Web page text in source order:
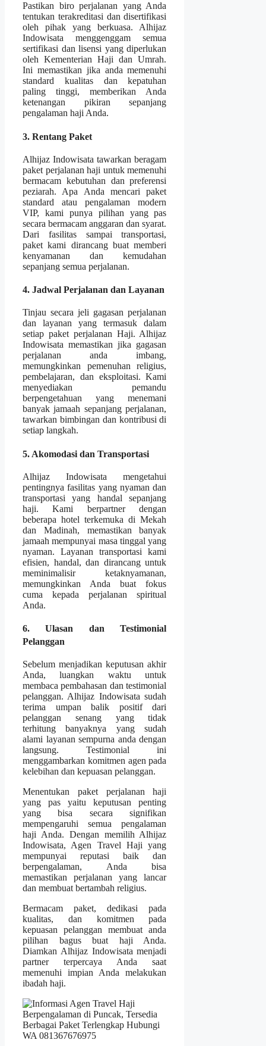
Pastikan biro perjalanan yang Anda
tentukan terakreditasi dan disertifikasi
oleh pihak yang berkuasa. Alhijaz
Indowisata menggenggam semua
sertifikasi dan lisensi yang diperlukan
oleh Kementerian Haji dan Umrah.
Ini memastikan jika anda memenuhi
standard kualitas dan kepatuhan
paling tinggi, memberikan Anda
ketenangan pikiran sepanjang
pengalaman haji Anda.
3. Rentang Paket
Alhijaz Indowisata tawarkan beragam
paket perjalanan haji untuk memenuhi
bermacam kebutuhan dan preferensi
peziarah. Apa Anda mencari paket
standard atau pengalaman modern
VIP, kami punya pilihan yang pas
secara bermacam anggaran dan syarat.
Dari fasilitas sampai transportasi,
paket kami dirancang buat memberi
kenyamanan dan kemudahan
sepanjang semua perjalanan.
4. Jadwal Perjalanan dan Layanan
Tinjau secara jeli gagasan perjalanan
dan layanan yang termasuk dalam
setiap paket perjalanan Haji. Alhijaz
Indowisata memastikan jika gagasan
perjalanan anda imbang,
memungkinkan pemenuhan religius,
pembelajaran, dan eksploitasi. Kami
menyediakan pemandu
berpengetahuan yang menemani
banyak jamaah sepanjang perjalanan,
tawarkan bimbingan dan kontribusi di
setiap langkah.
5. Akomodasi dan Transportasi
Alhijaz Indowisata mengetahui
pentingnya fasilitas yang nyaman dan
transportasi yang handal sepanjang
haji. Kami berpartner dengan
beberapa hotel terkemuka di Mekah
dan Madinah, memastikan banyak
jamaah mempunyai masa tinggal yang
nyaman. Layanan transportasi kami
efisien, handal, dan dirancang untuk
meminimalisir ketaknyamanan,
memungkinkan Anda buat fokus
cuma kepada perjalanan spiritual
Anda.
6. Ulasan dan Testimonial
Pelanggan
Sebelum menjadikan keputusan akhir
Anda, luangkan waktu untuk
membaca pembahasan dan testimonial
pelanggan. Alhijaz Indowisata sudah
terima umpan balik positif dari
pelanggan senang yang tidak
terhitung banyaknya yang sudah
alami layanan sempurna anda dengan
langsung. Testimonial ini
menggambarkan komitmen agen pada
kelebihan dan kepuasan pelanggan.
Menentukan paket perjalanan haji
yang pas yaitu keputusan penting
yang bisa secara signifikan
mempengaruhi semua pengalaman
haji Anda. Dengan memilih Alhijaz
Indowisata, Agen Travel Haji yang
mempunyai reputasi baik dan
berpengalaman, Anda bisa
memastikan perjalanan yang lancar
dan membuat bertambah religius.
Bermacam paket, dedikasi pada
kualitas, dan komitmen pada
kepuasan pelanggan membuat anda
pilihan bagus buat haji Anda.
Diamkan Alhijaz Indowisata menjadi
partner terpercaya Anda saat
memenuhi impian Anda melakukan
ibadah haji.